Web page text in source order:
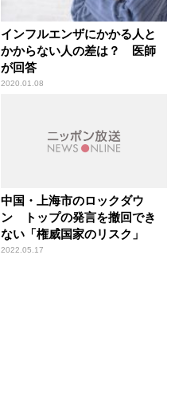
インフルエンザにかかる人と
かからない人の差は？ 医師
が回答
2020.01.08
中国・上海市のロックダウ
ン トップの発言を撤回でき
ない「権威国家のリスク」
2022.05.17